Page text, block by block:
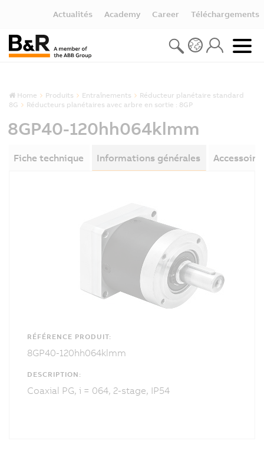
Actualités Academy Career Téléchargements
Home Produits Entraînements
Réducteur planétaire standard
8G
Réducteurs planétaires avec arbre en sortie : 8GP
8GP40-120hh064klmm
Fiche technique Informations générales
RÉFÉRENCE PRODUIT:
8GP40-120hh064klmm
DESCRIPTION:
Coaxial PG, i = 064, 2-stage, IP54